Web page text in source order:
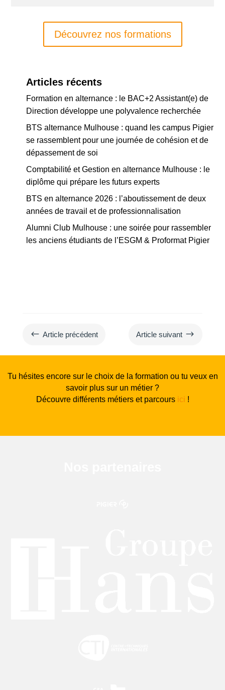
Découvrez nos formations
Articles récents
Formation en alternance : le BAC+2 Assistant(e) de
Direction développe une polyvalence recherchée
BTS alternance Mulhouse : quand les campus Pigier
se rassemblent pour une journée de cohésion et de
dépassement de soi
Comptabilité et Gestion en alternance Mulhouse : le
diplôme qui prépare les futurs experts
BTS en alternance 2026 : l’aboutissement de deux
années de travail et de professionnalisation
Alumni Club Mulhouse : une soirée pour rassembler
les anciens étudiants de l’ESGM & Proformat Pigier
# Article précédent Article suivant $
Tu hésites encore sur le choix de la formation ou tu veux en
savoir plus sur un métier ?
Découvre différents métiers et parcours ici !